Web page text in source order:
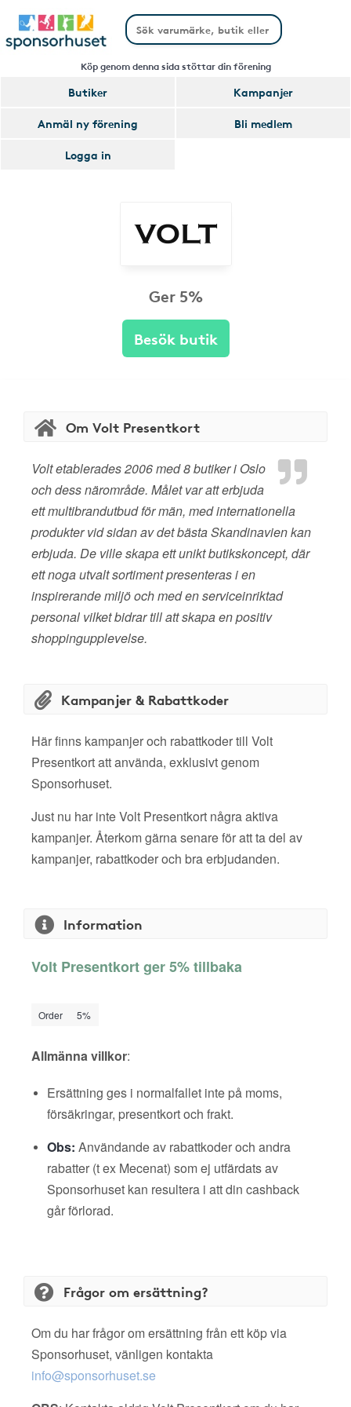
Köp genom denna sida stöttar din förening
Butiker
Kampanjer
Anmäl ny förening
Bli medlem
Logga in
Ger 5%
Besök butik
Om Volt Presentkort
Volt etablerades 2006 med 8 butiker i Oslo
och dess närområde. Målet var att erbjuda
ett multibrandutbud för män, med internationella
produkter vid sidan av det bästa Skandinavien kan
erbjuda. De ville skapa ett unikt butikskoncept, där
ett noga utvalt sortiment presenteras i en
inspirerande miljö och med en serviceinriktad
personal vilket bidrar till att skapa en positiv
shoppingupplevelse.
Kampanjer & Rabattkoder
Här finns kampanjer och rabattkoder till Volt
Presentkort att använda, exklusivt genom
Sponsorhuset.
Just nu har inte Volt Presentkort några aktiva
kampanjer. Återkom gärna senare för att ta del av
kampanjer, rabattkoder och bra erbjudanden.
Information
Volt Presentkort ger 5% tillbaka
Order 5%
Allmänna villkor:
Ersättning ges i normalfallet inte på moms,
försäkringar, presentkort och frakt.
Obs: Användande av rabattkoder och andra
rabatter (t ex Mecenat) som ej utfärdats av
Sponsorhuset kan resultera i att din cashback
går förlorad.
Frågor om ersättning?
Om du har frågor om ersättning från ett köp via
Sponsorhuset, vänligen kontakta
info@sponsorhuset.se